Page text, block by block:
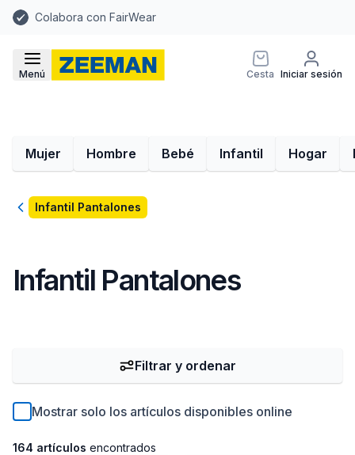
Colabora con FairWear
Menú Cesta Iniciar sesión
Mujer Hombre Bebé Infantil Hogar
VolverInfantil Pantalones
Infantil Pantalones
Mostrar solo los artículos disponibles online
164 artículos encontrados
Filtrar y ordenar